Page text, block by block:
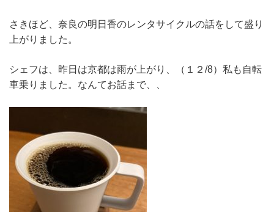
さきほど、奈良の明日香のレンタサイクルの話をして盛り
上がりました。
シェフは、昨日は京都は雨が上がり、（１２/8）私も自転
車乗りました。なんてお話まで、、